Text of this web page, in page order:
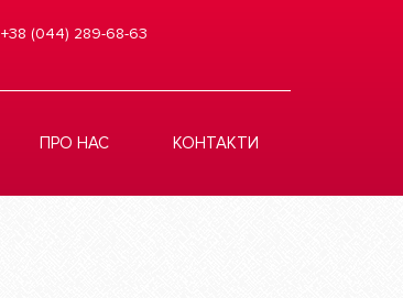
+38 (044) 289-68-63
ПРО НАС КОНТАКТИ